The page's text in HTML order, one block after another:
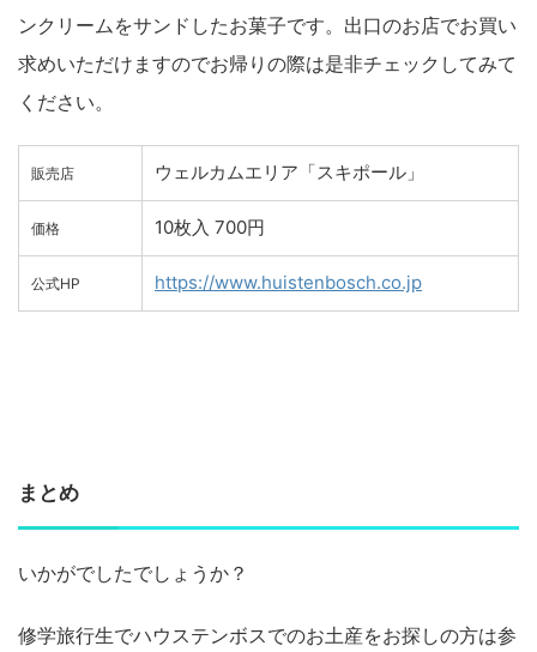
ンクリームをサンドしたお菓子です。出口のお店でお買い
求めいただけますのでお帰りの際は是非チェックしてみて
ください。
販売店 ウェルカムエリア「スキポール」
価格 10枚入 700円
公式HP https://www.huistenbosch.co.jp
まとめ
いかがでしたでしょうか？
修学旅行生でハウステンボスでのお土産をお探しの方は参